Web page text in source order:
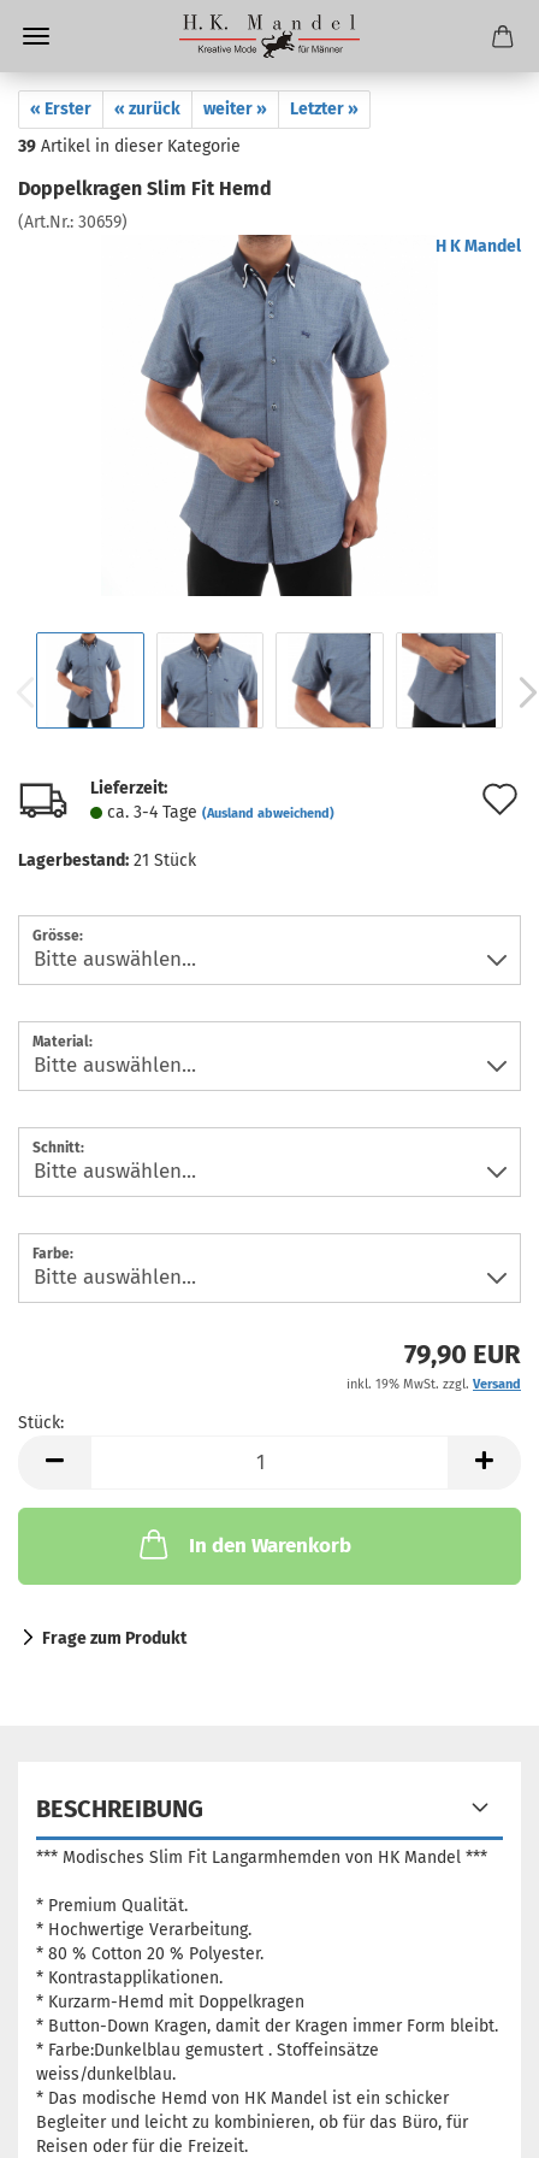
« Erster « zurück weiter »
Letzter »
39 Artikel in dieser Kategorie
Doppelkragen Slim Fit Hemd
(Art.Nr.: 30659)
H K Mandel
Lieferzeit:
ca. 3-4 Tage (Ausland abweichend)
Lagerbestand: 21 Stück
Grösse:
Material:
Schnitt:
Farbe:
79,90 EUR
inkl. 19% MwSt. zzgl. Versand
Stück:
In den Warenkorb
Frage zum Produkt
BESCHREIBUNG
*** Modisches Slim Fit Langarmhemden von HK Mandel ***
* Premium Qualität.
* Hochwertige Verarbeitung.
* 80 % Cotton 20 % Polyester.
* Kontrastapplikationen.
* Kurzarm-Hemd mit Doppelkragen
* Button-Down Kragen, damit der Kragen immer Form bleibt.
* Farbe:Dunkelblau gemustert . Stoffeinsätze
weiss/dunkelblau.
* Das modische Hemd von HK Mandel ist ein schicker
Begleiter und leicht zu kombinieren, ob für das Büro, für
Reisen oder für die Freizeit.